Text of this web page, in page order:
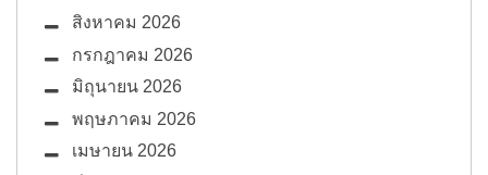
สิงหาคม 2026
กรกฎาคม 2026
มิถุนายน 2026
พฤษภาคม 2026
เมษายน 2026